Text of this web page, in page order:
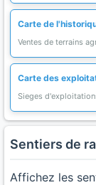
Carte de
Ventes de terrains
Carte des
Sieges
Sentiers de
Affichez les